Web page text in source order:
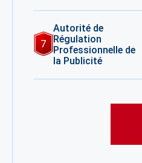
7
Autorité de
Régulation
Professionnelle de
la Publicité